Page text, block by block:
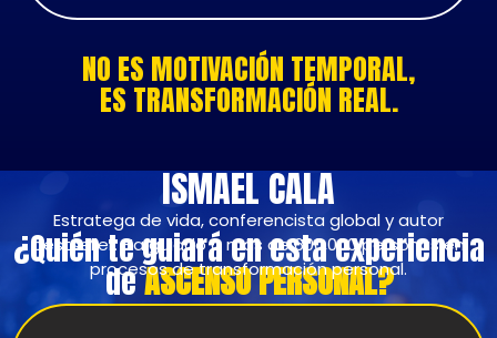
NO ES MOTIVACIÓN TEMPORAL,
ES TRANSFORMACIÓN REAL.
¿Quién te guiará en esta experiencia
deASCENSO PERSONAL?
ISMAEL CALA
Estratega de vida, conferencista global y autor
bestseller. Ha guiado a más de 600,000 personas en
procesos de transformación personal.